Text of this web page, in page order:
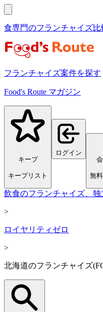
食専門のフランチャイズ比
フランチャイズ案件を探す
Food's Route マガジン
キープ
キープリスト
ログイン
無
飲食のフランチャイズ、独
>
ロイヤリティゼロ
>
北海道のフランチャイズ